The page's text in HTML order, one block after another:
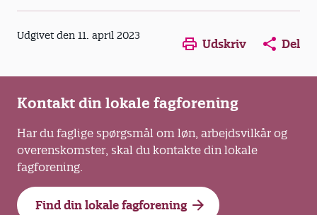
Udgivet den 11. april 2023 Opens in a new window
Opens in a new
Opens in
Udskriv Del
Kontakt din lokale fagforening
Har du faglige spørgsmål om løn, arbejdsvilkår og
overenskomster, skal du kontakte din lokale
fagforening.
Find din lokale fagforening